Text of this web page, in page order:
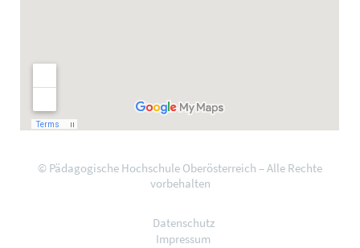
© Pädagogische Hochschule Oberösterreich – Alle Rechte
vorbehalten
Datenschutz
Impressum